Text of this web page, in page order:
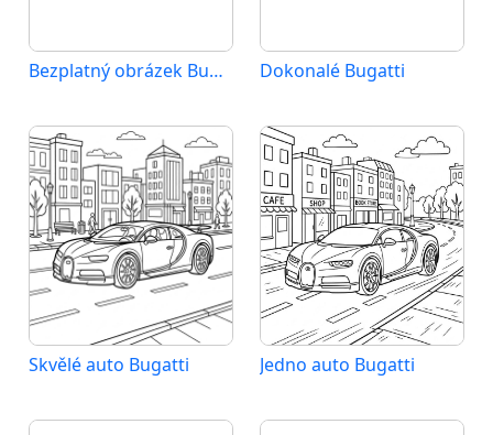
Bezplatný obrázek Bugatti Dokonalé Bugatti
Skvělé auto Bugatti Jedno auto Bugatti